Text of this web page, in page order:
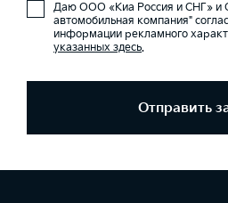
Даю ООО «Киа Россия и СНГ» и
автомобильная компания"
информации рекламного
указанных здесь.
Отправить